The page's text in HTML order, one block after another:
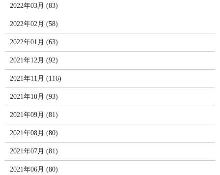
2022年03月 (83)
2022年02月 (58)
2022年01月 (63)
2021年12月 (92)
2021年11月 (116)
2021年10月 (93)
2021年09月 (81)
2021年08月 (80)
2021年07月 (81)
2021年06月 (80)